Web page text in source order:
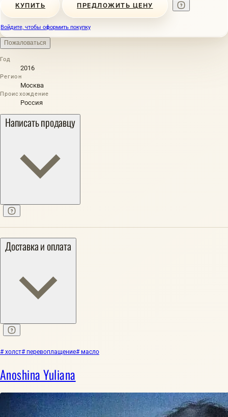
КУПИТЬ ПРЕДЛОЖИТЬ ЦЕНУ
Войдите, чтобы оформить покупку
Пожаловаться
Год
2016
Регион
Москва
Происхождение
Россия
Написать продавцу
Доставка и оплата
# холст# перевоплащение# масло
Anoshina Yuliana